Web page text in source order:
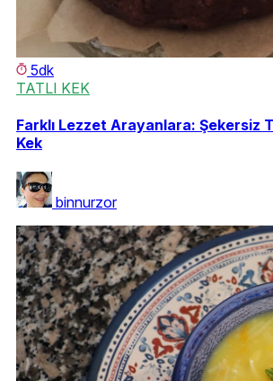
5dk
TATLI KEK
Farklı Lezzet Arayanlara: Şekersiz
Kek
binnurzor